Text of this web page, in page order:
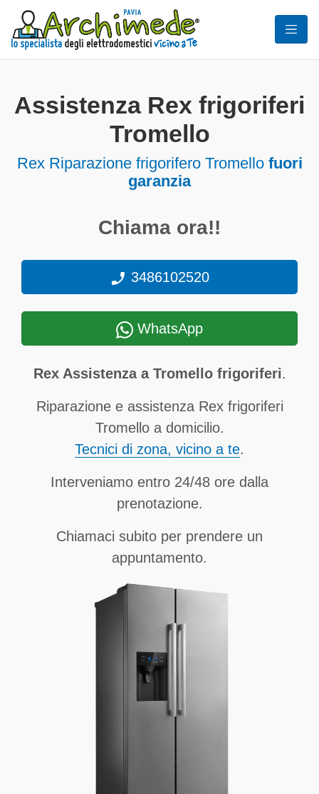
Assistenza Rex frigoriferi
Tromello
Rex Riparazione frigorifero Tromello fuori
garanzia
Chiama ora!!
3486102520
WhatsApp
Rex Assistenza a Tromello frigoriferi.
Riparazione e assistenza Rex frigoriferi
Tromello a domicilio.
Tecnici di zona, vicino a te.
Interveniamo entro 24/48 ore dalla
prenotazione.
Chiamaci subito per prendere un
appuntamento.